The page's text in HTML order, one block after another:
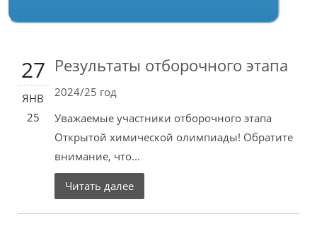
27
ЯНВ
25
Результаты отборочного этапа
2024/25 год
Уважаемые участники отборочного этапа
Открытой химической олимпиады! Обратите
внимание, что...
Читать далее